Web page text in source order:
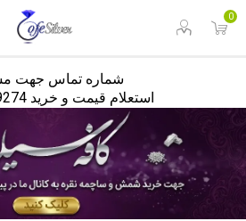
0
استعلام قیمت و خرید 09120149274